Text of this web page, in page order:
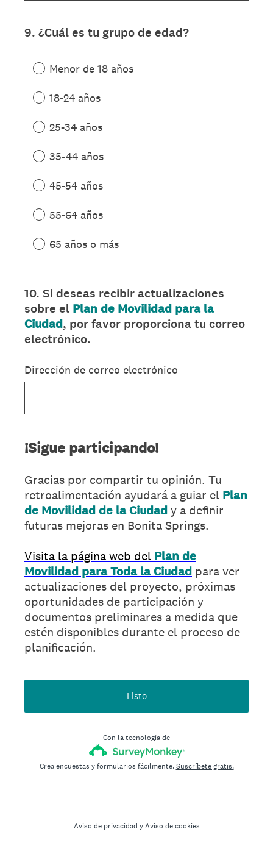
Question
9. ¿Cuál es tu grupo de edad?
Menor de 18 años
18-24 años
25-34 años
35-44 años
45-54 años
55-64 años
65 años o más
Question
Title
10. Si deseas recibir actualizaciones
sobre el Plan de Movilidad para la
Ciudad, por favor proporciona tu correo
electrónico.
Dirección de correo electrónico
¡Sigue participando!
Gracias por compartir tu opinión. Tu
retroalimentación ayudará a guiar el Plan
de Movilidad de la Ciudady a definir
futuras mejoras en Bonita Springs.
Visita la página web del Plan de
Movilidad para Toda la Ciudad para ver
actualizaciones del proyecto, próximas
oportunidades de participación y
documentos preliminares a medida que
estén disponibles durante el proceso de
planificación.
Listo
Con la tecnología de
Crea encuestas y formularios fácilmente.Suscríbete gratis.
Aviso de privacidad yAviso de cookies